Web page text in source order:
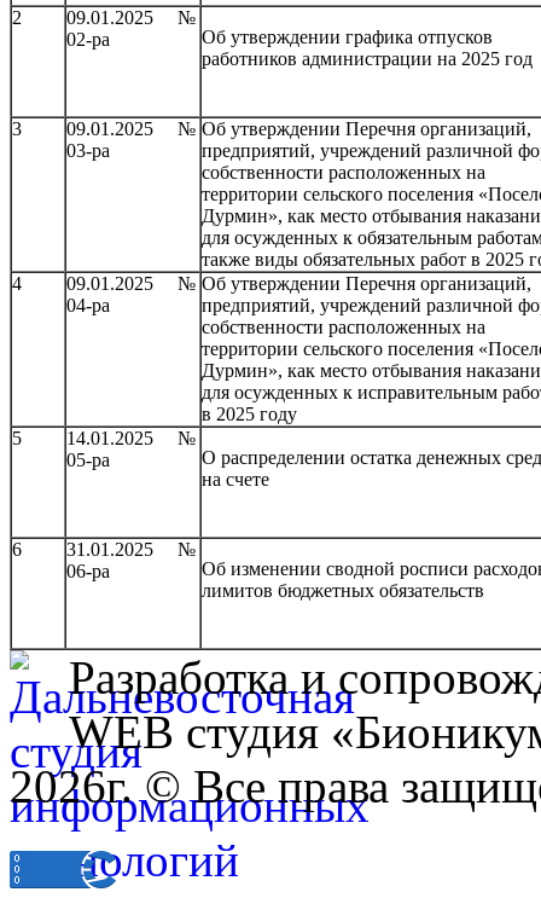
2
09.01.2025 №
02-ра
Об утверждении графика отпусков
работников администрации на 2025 год
3
09.01.2025 №
03-ра
Об утверждении Перечня организаций,
предприятий, учреждений различной
собственности расположенных на
территории сельского поселения
Дурмин», как место отбывания
для осужденных к обязательным
также виды обязательных работ в 2025
4
09.01.2025 №
04-ра
Об утверждении Перечня организаций,
предприятий, учреждений различной
собственности расположенных на
территории сельского поселения
Дурмин», как место отбывания
для осужденных к исправительным
в 2025 году
5
14.01.2025 №
05-ра
О распределении остатка денежных
на счете
6
31.01.2025 №
06-ра
Об изменении сводной росписи
лимитов бюджетных обязательств
Разработка и
WEB студия
2026г. © Все права